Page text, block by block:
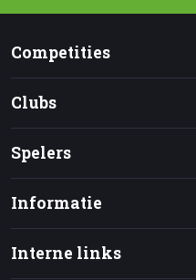
Competities
Clubs
Spelers
Informatie
Interne links